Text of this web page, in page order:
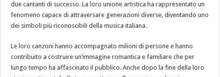
due cantanti di successo. La loro unione artistica ha rappresentato un
fenomeno capace di attraversare generazioni diverse, diventando uno
dei simboli più riconoscibili della musica italiana.
Le loro canzoni hanno accompagnato milioni di persone e hanno
contribuito a costruire un’immagine romantica e familiare che per
lungo tempo ha affascinato il pubblico. Anche dopo la fine della loro